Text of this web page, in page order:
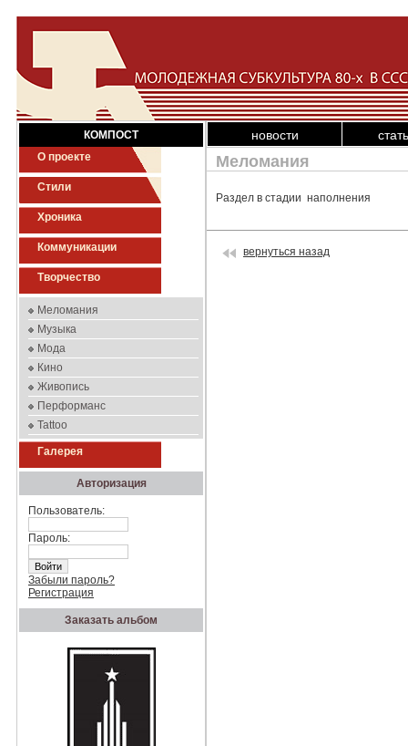
КОМПОСТ
О проекте
Стили
Хроника
Коммуникации
Творчество
Меломания
Музыка
Мода
Кино
Живопись
Перформанс
Tattoo
Галерея
Авторизация
Пользователь:
Пароль:
Забыли пароль?
Регистрация
Заказать альбом
новости
Меломания
Раздел в стадии наполнения
вернуться назад